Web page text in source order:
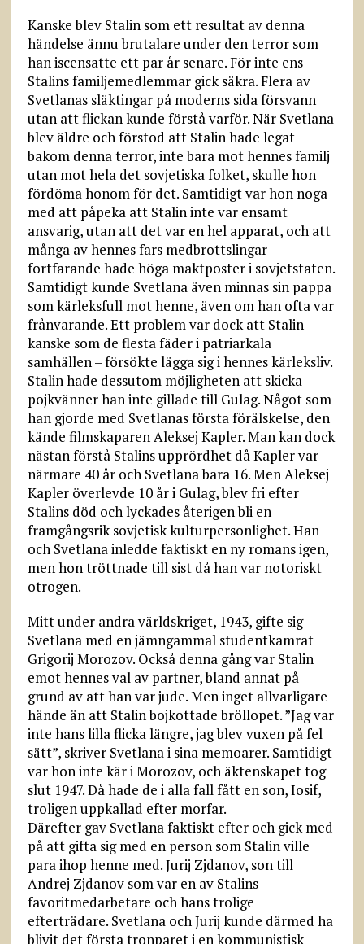
Kanske blev Stalin som ett resultat av denna
händelse ännu brutalare under den terror som
han iscensatte ett par år senare. För inte ens
Stalins familjemedlemmar gick säkra. Flera av
Svetlanas släktingar på moderns sida försvann
utan att flickan kunde förstå varför. När Svetlana
blev äldre och förstod att Stalin hade legat
bakom denna terror, inte bara mot hennes familj
utan mot hela det sovjetiska folket, skulle hon
fördöma honom för det. Samtidigt var hon noga
med att påpeka att Stalin inte var ensamt
ansvarig, utan att det var en hel apparat, och att
många av hennes fars medbrottslingar
fortfarande hade höga maktposter i sovjetstaten.
Samtidigt kunde Svetlana även minnas sin pappa
som kärleksfull mot henne, även om han ofta var
frånvarande. Ett problem var dock att Stalin –
kanske som de flesta fäder i patriarkala
samhällen – försökte lägga sig i hennes kärleksliv.
Stalin hade dessutom möjligheten att skicka
pojkvänner han inte gillade till Gulag. Något som
han gjorde med Svetlanas första förälskelse, den
kände filmskaparen Aleksej Kapler. Man kan dock
nästan förstå Stalins upprördhet då Kapler var
närmare 40 år och Svetlana bara 16. Men Aleksej
Kapler överlevde 10 år i Gulag, blev fri efter
Stalins död och lyckades återigen bli en
framgångsrik sovjetisk kulturpersonlighet. Han
och Svetlana inledde faktiskt en ny romans igen,
men hon tröttnade till sist då han var notoriskt
otrogen.
Mitt under andra världskriget, 1943, gifte sig
Svetlana med en jämngammal studentkamrat
Grigorij Morozov. Också denna gång var Stalin
emot hennes val av partner, bland annat på
grund av att han var jude. Men inget allvarligare
hände än att Stalin bojkottade bröllopet. ”Jag var
inte hans lilla flicka längre, jag blev vuxen på fel
sätt”, skriver Svetlana i sina memoarer. Samtidigt
var hon inte kär i Morozov, och äktenskapet tog
slut 1947. Då hade de i alla fall fått en son, Iosif,
troligen uppkallad efter morfar.
Därefter gav Svetlana faktiskt efter och gick med
på att gifta sig med en person som Stalin ville
para ihop henne med. Jurij Zjdanov, son till
Andrej Zjdanov som var en av Stalins
favoritmedarbetare och hans trolige
efterträdare. Svetlana och Jurij kunde därmed ha
blivit det första tronparet i en kommunistisk